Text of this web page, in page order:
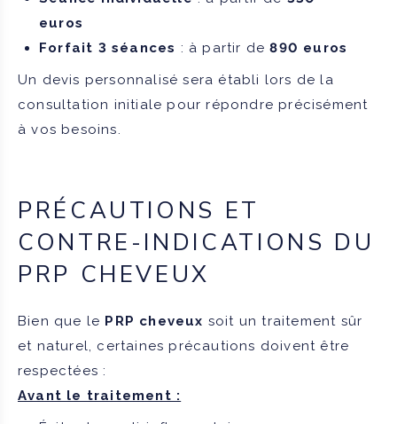
euros
Forfait 3 séances : à partir de890 euros
Un devis personnalisé sera établi lors de la
consultation initiale pour répondre précisément
à vos besoins.
PRÉCAUTIONS ET
CONTRE-INDICATIONS DU
PRP CHEVEUX
Bien que le PRP cheveux soit un traitement sûr
et naturel, certaines précautions doivent être
respectées :
Avant le traitement :